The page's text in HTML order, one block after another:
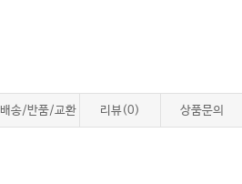
배송/반품/교환 리뷰(0) 상품문의